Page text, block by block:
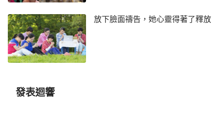
神禱告悔改，從今以後不再說謊了，做一個誠實
人。」
晚上我就跟神禱告認錯：「神哪，我今天因著貪
玩耽誤上課了，還跟老師說了謊話，我知道神不喜歡
放下臉面禱告，她心靈得著了釋放
發表迴響